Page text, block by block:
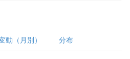
動（月別） 分布